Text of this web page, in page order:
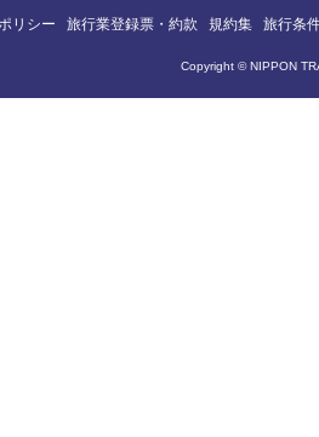
リシー 旅行業登録票・約款 規約集 旅行条
Copyright © NIPPON